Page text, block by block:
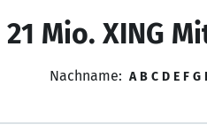
21 Mio. XING
Nachname: A B C D E F G